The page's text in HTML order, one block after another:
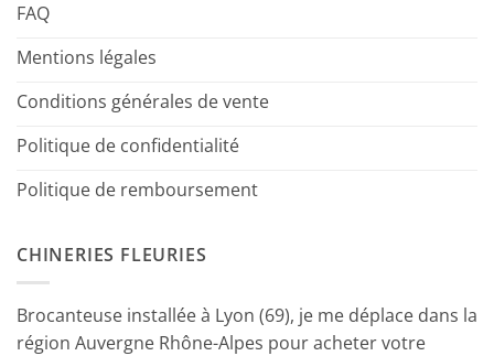
FAQ
Mentions légales
Conditions générales de vente
Politique de confidentialité
Politique de remboursement
CHINERIES FLEURIES
Brocanteuse installée à Lyon (69), je me déplace dans la
région Auvergne Rhône-Alpes pour acheter votre